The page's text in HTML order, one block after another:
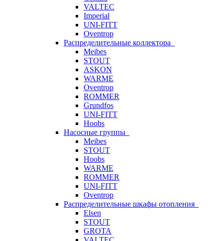
VALTEC
Imperial
UNI-FITT
Oventrop
Распределительные коллектора
Meibes
STOUT
ASKON
WARME
Oventrop
ROMMER
Grundfos
UNI-FITT
Hoobs
Насосные группы
Meibes
STOUT
Hoobs
WARME
ROMMER
UNI-FITT
Oventrop
Распределительные шкафы отопления
Elsen
STOUT
GROTA